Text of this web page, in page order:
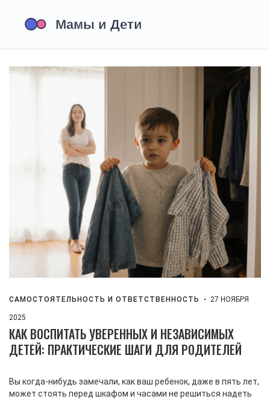
САМОСТОЯТЕЛЬНОСТЬ И ОТВЕТСТВЕННОСТЬ 27 НОЯБРЯ
2025
КАК ВОСПИТАТЬ УВЕРЕННЫХ И НЕЗАВИСИМЫХ
ДЕТЕЙ: ПРАКТИЧЕСКИЕ ШАГИ ДЛЯ РОДИТЕЛЕЙ
Вы когда-нибудь замечали, как ваш ребенок, даже в пять лет,
может стоять перед шкафом и часами не решиться надеть